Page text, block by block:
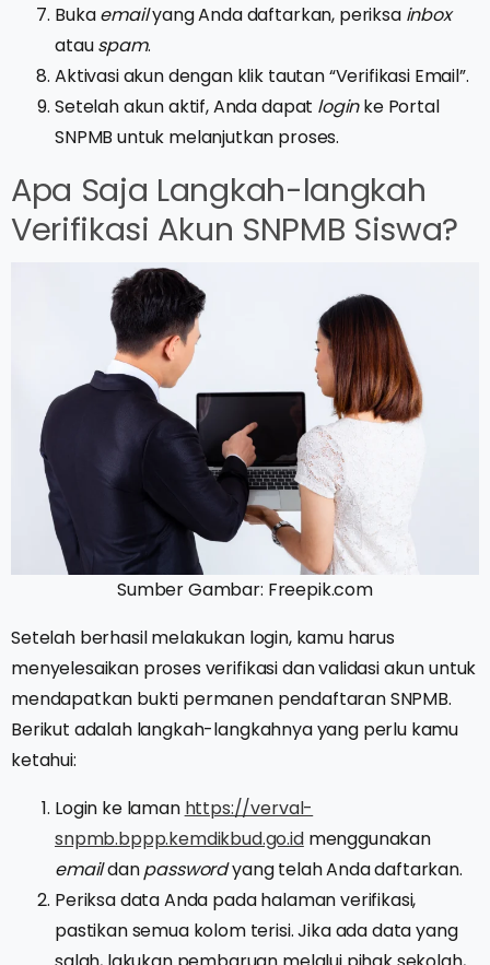
Bukaemailyang Anda daftarkan, periksa inbox
atauspam.
Aktivasi akun dengan klik tautan “Verifikasi Email”.
Setelah akun aktif, Anda dapat loginke Portal
SNPMB untuk melanjutkan proses.
Apa Saja Langkah-langkah
Verifikasi Akun SNPMB Siswa?
Sumber Gambar: Freepik.com
Setelah berhasil melakukan login, kamu harus
menyelesaikan proses verifikasi dan validasi akun untuk
mendapatkan bukti permanen pendaftaran SNPMB.
Berikut adalah langkah-langkahnya yang perlu kamu
ketahui:
Login ke laman https://verval-
snpmb.bppp.kemdikbud.go.idmenggunakan
emaildanpasswordyang telah Anda daftarkan.
Periksa data Anda pada halaman verifikasi,
pastikan semua kolom terisi. Jika ada data yang